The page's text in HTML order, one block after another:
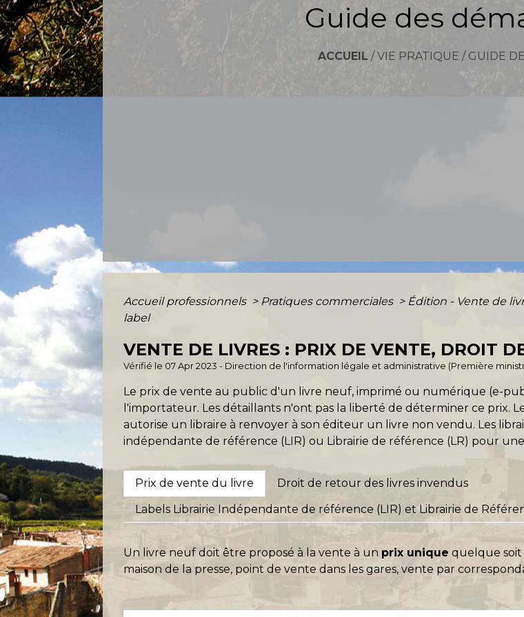
Guide des
ACCUEIL / VIE PRATIQUE / GUIDE
Accueil professionnels > Pratiques commerciales > Édition - Vente de
label
VENTE DE LIVRES : PRIX DE VENTE, DROIT
Vérifié le 07 Apr 2023 - Direction de l'information légale et administrative (Première
Le prix de vente au public d'un livre neuf, imprimé ou numérique (e-
l'importateur. Les détaillants n'ont pas la liberté de déterminer ce prix.
autorise un libraire à renvoyer à son éditeur un livre non vendu. Les
indépendante de référence (LIR) ou Librairie de référence (LR) pour
Prix de vente du livre
Droit de retour des livres invendus
Labels Librairie Indépendante de référence (LIR) et Librairie de
Un livre neuf doit être proposé à la vente à un prix unique quelque soit
maison de la presse, point de vente dans les gares, vente par